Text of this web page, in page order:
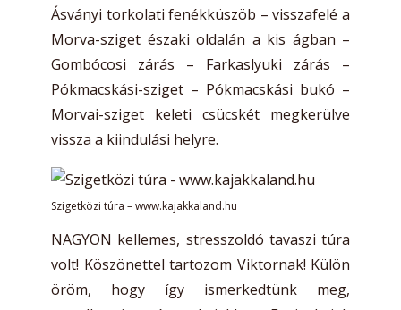
Ásványi torkolati fenékküszöb – visszafelé a
Morva-sziget északi oldalán a kis ágban –
Gombócosi zárás – Farkaslyuki zárás –
Pókmacskási-sziget – Pókmacskási bukó –
Morvai-sziget keleti csücskét megkerülve
vissza a kiindulási helyre.
Szigetközi túra – www.kajakkaland.hu
NAGYON kellemes, stresszoldó tavaszi túra
volt! Köszönettel tartozom Viktornak! Külön
öröm, hogy így ismerkedtünk meg,